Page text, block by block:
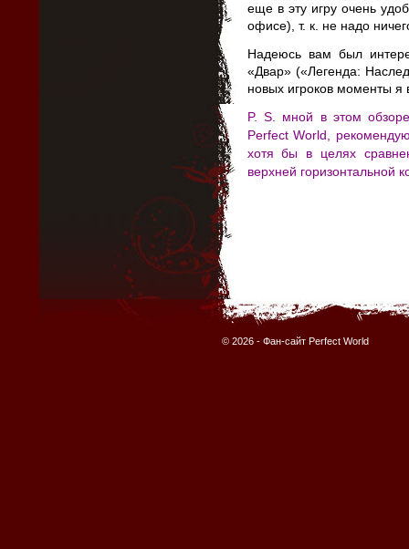
еще в эту игру очень
офисе), т. к. не надо
Надеюсь вам был
«Двар» («Легенда:
новых игроков моменты
P. S. мной в этом
Perfect World,
хотя бы в целях
верхней горизонтальной
© 2026 - Фан-сайт Perfect World